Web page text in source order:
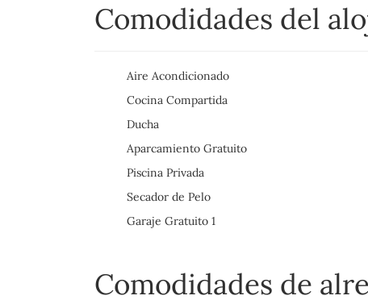
Comodidades del
Aire Acondicionado
Cocina Compartida
Ducha
Aparcamiento Gratuito
Piscina Privada
Secador de Pelo
Garaje Gratuito 1
Comodidades de